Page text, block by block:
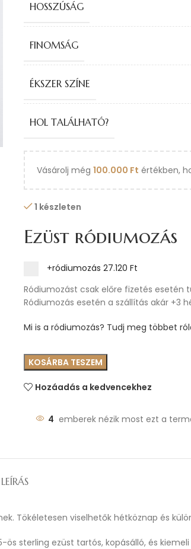
HOSSZÚSÁG
FINOMSÁG
ÉKSZER SZÍNE
HOL TALÁLHATÓ?
Vásárolj még 100.000 Ft értékben,
1 készleten
Ezüst ródiumozás
+ródiumozás 27.120 Ft
Ródiumozást csak előre fizetés esetén
Ródiumozás esetén a szállítás akár +3
Mi is a ródiumozás? Tudj meg többet
KOSÁRBA TESZEM
Hozáadás a kedvencekhez
4 emberek nézik most ezt a
LEÍRÁS
Tökéletesen viselhetők hétköznap és
sterling ezüst tartós, kopásálló, és